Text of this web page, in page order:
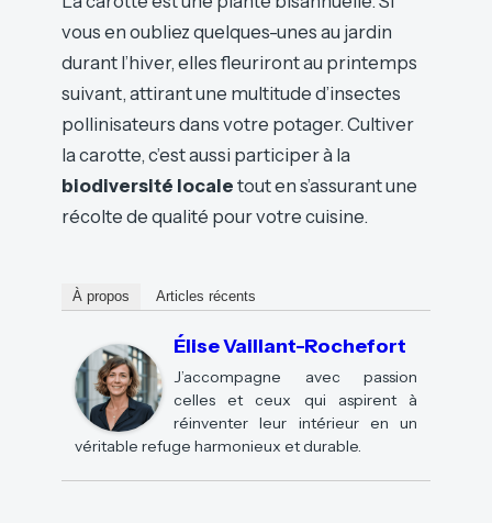
vous en oubliez quelques-unes au jardin
durant l’hiver, elles fleuriront au printemps
suivant, attirant une multitude d’insectes
pollinisateurs dans votre potager. Cultiver
la carotte, c’est aussi participer à la
biodiversité locale tout en s’assurant une
récolte de qualité pour votre cuisine.
À propos Articles récents
Élise Vaillant-Rochefort
J’accompagne avec passion
celles et ceux qui aspirent à
réinventer leur intérieur en un
véritable refuge harmonieux et durable.